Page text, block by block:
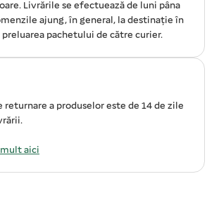
Livrările se efectuează de luni pâna
ajung, în general, la destinație în
preluarea pachetului de către curier.
returnare a produselor este de 14 de zile
aici